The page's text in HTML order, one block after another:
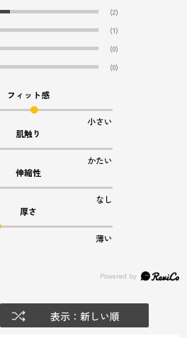
(2)
(1)
(0)
(0)
フィット感
小さい
肌触り
かたい
伸縮性
なし
厚さ
薄い
表示：新しい順